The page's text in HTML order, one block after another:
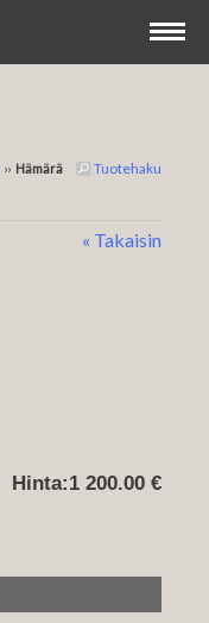
Tuotehaku
›› Hämärä
« Takaisin
Hinta:1 200.00 €